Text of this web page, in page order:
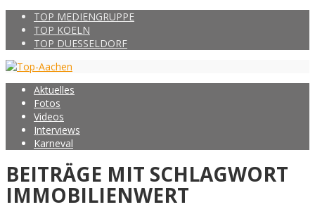
TOP MEDIENGRUPPE
TOP KOELN
TOP DUESSELDORF
Aktuelles
Fotos
Videos
Interviews
Karneval
BEITRÄGE MIT SCHLAGWORT
IMMOBILIENWERT